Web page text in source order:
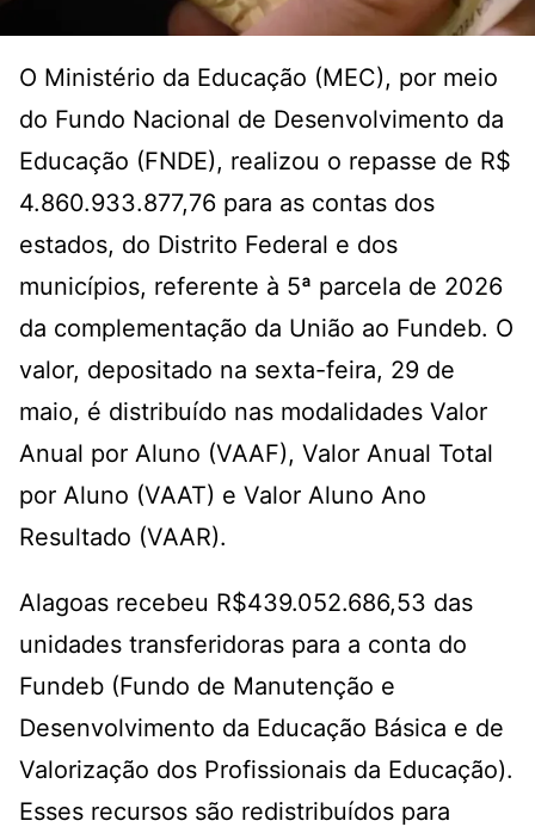
O Ministério da Educação (MEC), por meio
do Fundo Nacional de Desenvolvimento da
Educação (FNDE), realizou o repasse de R$
4.860.933.877,76 para as contas dos
estados, do Distrito Federal e dos
municípios, referente à 5ª parcela de 2026
da complementação da União ao Fundeb. O
valor, depositado na sexta-feira, 29 de
maio, é distribuído nas modalidades Valor
Anual por Aluno (VAAF), Valor Anual Total
por Aluno (VAAT) e Valor Aluno Ano
Resultado (VAAR).
Alagoas recebeu R$439.052.686,53 das
unidades transferidoras para a conta do
Fundeb (Fundo de Manutenção e
Desenvolvimento da Educação Básica e de
Valorização dos Profissionais da Educação).
Esses recursos são redistribuídos para